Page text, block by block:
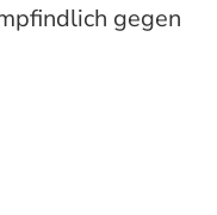
gegen